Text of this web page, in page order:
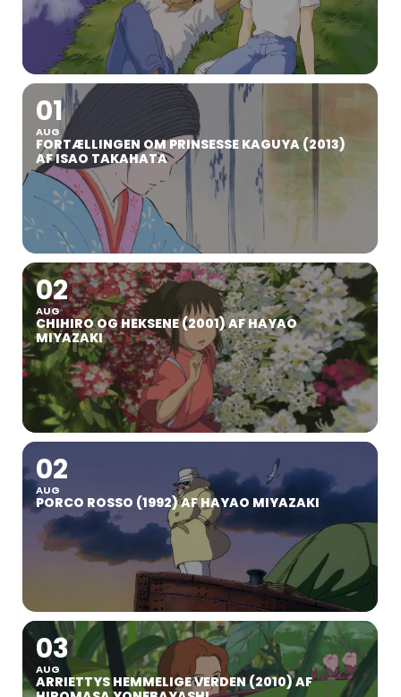
01
AUG
FORTÆLLINGEN OM PRINSESSE KAGUYA (2013)
AF ISAO TAKAHATA
02
AUG
CHIHIRO OG HEKSENE (2001) AF HAYAO
MIYAZAKI
02
AUG
PORCO ROSSO (1992) AF HAYAO MIYAZAKI
03
AUG
ARRIETTYS HEMMELIGE VERDEN (2010) AF